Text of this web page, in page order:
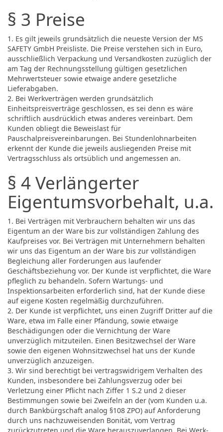
§ 3 Preise
1. Es gilt jeweils grundsätzlich die neueste Version der MS
SAFETY GmbH Preisliste. Die Preise verstehen sich in Euro,
ausschließlich Verpackung und Versandkosten zuzüglich der
am Tag der Rechnungsstellung gültigen gesetzlichen
Mehrwertsteuer sowie etwaige andere gesetzliche
Lieferabgaben.
2. Bei Werkverträgen werden grundsätzlich
Einheitspreisverträge geschlossen, es sei denn es wäre
schriftlich ausdrücklich etwas anderes vereinbart. Dem
Kunden obliegt die Beweislast für
Pauschalpreisvereinbarungen. Bei Stundenlohnarbeiten
erkennt der Kunde die jeweils ausliegenden Preise mit
Vertragsschluss als ortsüblich und angemessen an.
§ 4 Verlängerter
Eigentumsvorbehalt, u.a.
1. Bei Verträgen mit Verbrauchern behalten wir uns das
Eigentum an der Ware bis zur vollständigen Zahlung des
Kaufpreises vor. Bei Verträgen mit Unternehmern behalten
wir uns das Eigentum an der Ware bis zur vollständigen
Begleichung aller Forderungen aus laufender
Geschäftsbeziehung vor. Der Kunde ist verpflichtet, die Ware
pfleglich zu behandeln. Sofern Wartungs- und
Inspektionsarbeiten erforderlich sind, hat der Kunde diese
auf eigene Kosten regelmäßig durchzuführen.
2. Der Kunde ist verpflichtet, uns einen Zugriff Dritter auf die
Ware, etwa im Falle einer Pfändung, sowie etwaige
Beschädigungen oder die Vernichtung der Ware
unverzüglich mitzuteilen. Einen Besitzwechsel der Ware
sowie den eigenen Wohnsitzwechsel hat uns der Kunde
unverzüglich anzuzeigen.
3. Wir sind berechtigt bei vertragswidrigem Verhalten des
Kunden, insbesondere bei Zahlungsverzug oder bei
Verletzung einer Pflicht nach Ziffer 1 S.2 und 2 dieser
Bestimmungen sowie bei Zweifeln an der (vom Kunden u.a.
durch Bankbürgschaft analog §108 ZPO) auf Anforderung
durch uns nachzuweisenden Bonität, vom Vertrag